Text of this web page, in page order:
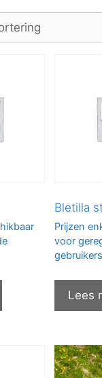
Bletilla
Prijzen
voor
Lees